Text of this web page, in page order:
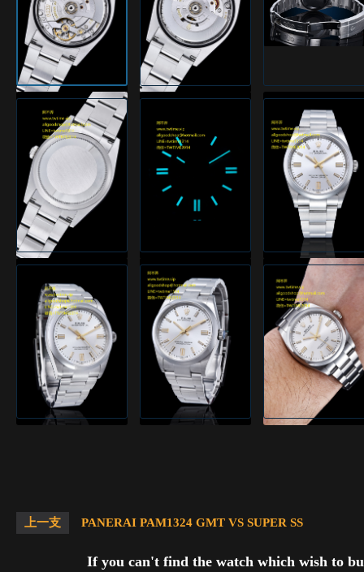
上一支 PANERAI PAM1324 GMT VS SUPER SS
If you can't find the watch which wish to